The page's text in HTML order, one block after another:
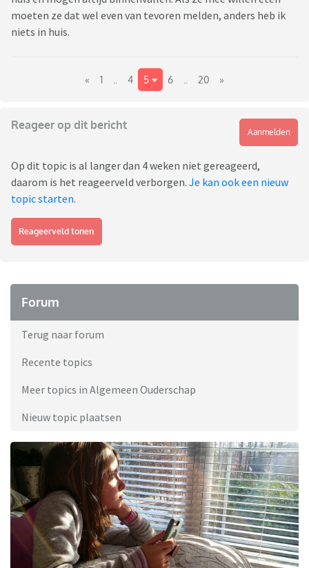
moeten ze dat wel even van tevoren melden, anders heb ik
niets in huis.
« 1 4 5 6 20 »
Reageer op dit bericht
Aanmelden
Op dit topic is al langer dan 4 weken niet gereageerd,
daarom is het reageerveld verborgen. Je kan ook een nieuw
topic starten.
Reageerveld tonen
Forum
Terug naar forum
Recente topics
Meer topics in Algemeen Ouderschap
Nieuw topic plaatsen